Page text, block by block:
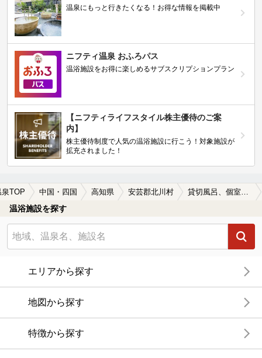
温泉にもっと行きたくなる！お得な情報を掲載中
ニフティ温泉 おふろパス
温浴施設をお得に楽しめるサブスクリプションプラン
【ニフティライフスタイル株主優待のご案
内】
株主優待制度で人気の温浴施設に行こう！対象施設が
拡充されました！
泉TOP 中国・四国 高知県 安芸郡北川村
温浴施設を探す
エリアから探す
地図から探す
特徴から探す